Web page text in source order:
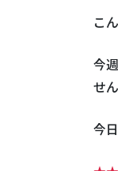
こ
今
せ
今